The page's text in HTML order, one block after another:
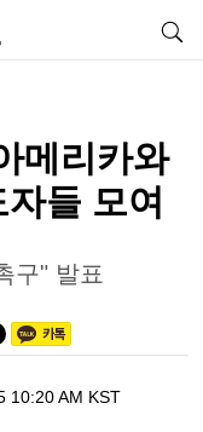
메리카와
들 모여
구" 발표
10:20 AM KST